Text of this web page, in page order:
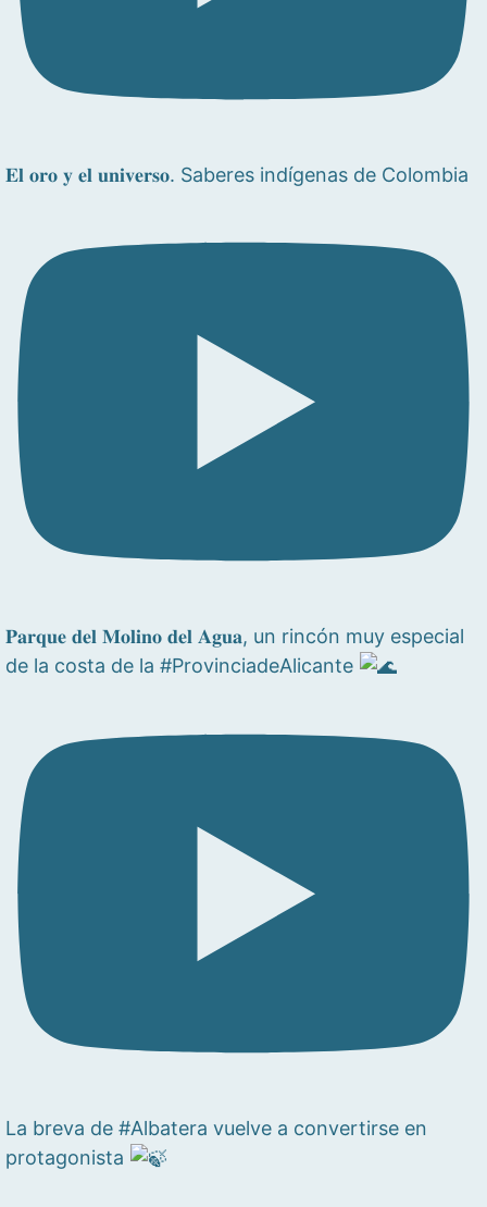
𝐄𝐥 𝐨𝐫𝐨 𝐲 𝐞𝐥 𝐮𝐧𝐢𝐯𝐞𝐫𝐬𝐨. Saberes indígenas de Colombia
𝐏𝐚𝐫𝐪𝐮𝐞 𝐝𝐞𝐥 𝐌𝐨𝐥𝐢𝐧𝐨 𝐝𝐞𝐥 𝐀𝐠𝐮𝐚, un rincón muy especial
de la costa de la #ProvinciadeAlicante
La breva de #Albatera vuelve a convertirse en
protagonista